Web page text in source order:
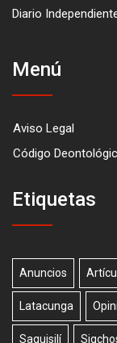
Diario
Menú
Aviso Legal
Código
Etiquetas
Anuncios
Latacunga
Saquisilí